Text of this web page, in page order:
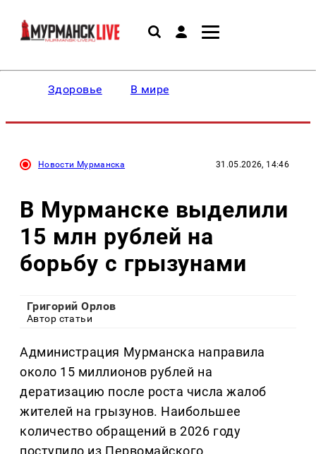
Здоровье В мире
Новости Мурманска 31.05.2026, 14:46
В Мурманске выделили
15 млн рублей на
борьбу с грызунами
Григорий Орлов
Автор статьи
Администрация Мурманска направила
около 15 миллионов рублей на
дератизацию после роста числа жалоб
жителей на грызунов. Наибольшее
количество обращений в 2026 году
поступило из Первомайского